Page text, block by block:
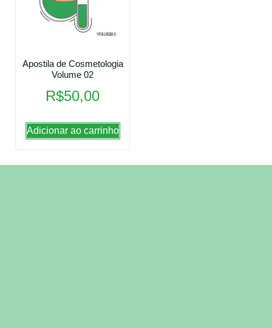
Apostila de Cosmetologia
Volume 02
R$50,00
Adicionar ao carrinho